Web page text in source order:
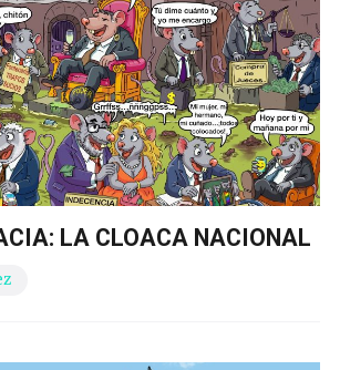
LA CLOACA NACIONAL